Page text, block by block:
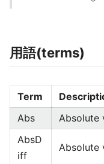
用語(terms)
Term
Abs
Absolute
AbsD
iff
Absolute